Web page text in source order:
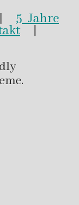
| 5 Jahre
|